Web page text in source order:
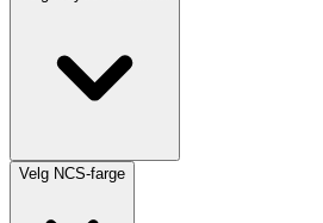
Velg NCS-farge